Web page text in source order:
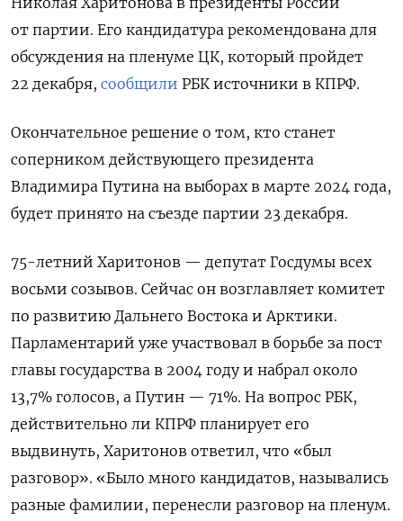
от партии. Его кандидатура рекомендована для
обсуждения на пленуме ЦК, который пройдет
22 декабря, сообщили РБК источники в КПРФ.
Окончательное решение о том, кто станет
соперником действующего президента
Владимира Путина на выборах в марте 2024 года,
будет принято на съезде партии 23 декабря.
75-летний Харитонов — депутат Госдумы всех
восьми созывов. Сейчас он возглавляет комитет
по развитию Дальнего Востока и Арктики.
Парламентарий уже участвовал в борьбе за пост
главы государства в 2004 году и набрал около
13,7% голосов, а Путин — 71%. На вопрос РБК,
действительно ли КПРФ планирует его
выдвинуть, Харитонов ответил, что «был
разговор». «Было много кандидатов, назывались
разные фамилии, перенесли разговор на пленум.